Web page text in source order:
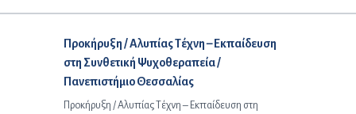
Επόμενο άρθρο:
Προκήρυξη / Αλυπίας Τέχνη – Εκπαίδευση
στη Συνθετική Ψυχοθεραπεία /
Πανεπιστήμιο Θεσσαλίας
Προκήρυξη / Αλυπίας Τέχνη – Εκπαίδευση στη